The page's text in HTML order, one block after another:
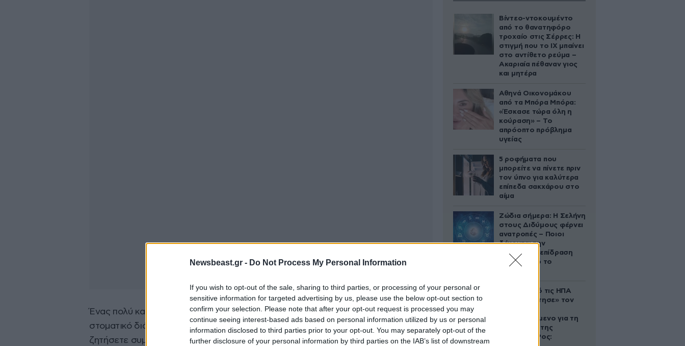
Newsbeast.gr - Do Not Process My Personal Information
If you wish to opt-out of the sale, sharing to third parties, or processing of your personal or
sensitive information for targeted advertising by us, please use the below opt-out section to
confirm your selection. Please note that after your opt-out request is processed you may
continue seeing interest-based ads based on personal information utilized by us or personal
information disclosed to third parties prior to your opt-out. You may separately opt-out of the
further disclosure of your personal information by third parties on the IAB’s list of downstream
Ένας πολύ καλός τρόπος για να μη μυρίζει το στόμα σας είναι να χρησιμοποιείτε
στοματικό διάλυμα. Μπορείτε επίσης να επισκεφθείτε το γιατρό σας και να του
ζητήσετε συμβουλές.
Βίντεο-ντοκουμέντο
από το θανατηφόρο
τροχαίο στις Σέρρες: Η
στιγμή που το ΙΧ μπαίνει
στο αντίθετο ρεύμα –
Ακαριαία πέθαναν γιος
και μητέρα
Αθηνά Οικονομάκου
από τα Μπόρα Μπόρα:
«Έσκασε τώρα όλη η
κούραση» – Το
απρόοπτο πρόβλημα
υγείας
5 ροφήματα που
μπορείτε να πίνετε πριν
τον ύπνο για καλύτερα
επίπεδα σακχάρου στο
αίμα
Ζώδια σήμερα: Η Σελήνη
στους Διδύμους φέρνει
ανατροπές – Ποιοι
δέχονται την
ευεργετική επίδραση
του Δία από το
Ζευγάρι από τις ΗΠΑ
που «υιοθέτησε» τον
κατηγορούμενο για τη
δολοφονία της
Ελίζαμπεθ Ρος: